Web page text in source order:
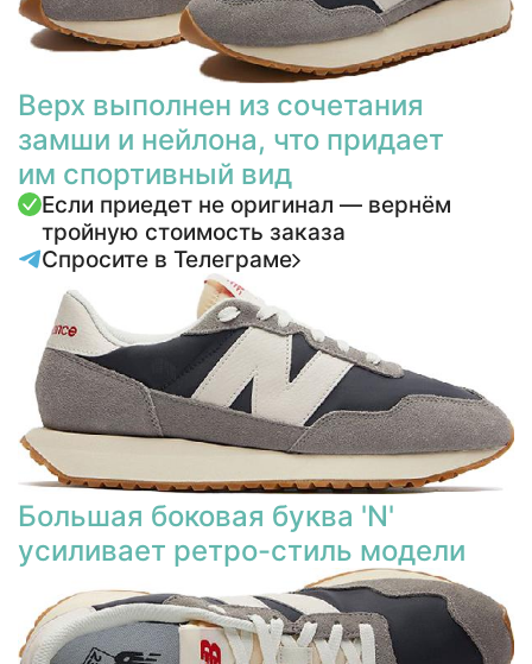
Верх выполнен из сочетания
замши и нейлона, что придает
им спортивный вид
Если приедет не оригинал — вернём
тройную стоимость заказа
Спросите в Телеграме
Большая боковая буква 'N'
усиливает ретро-стиль модели